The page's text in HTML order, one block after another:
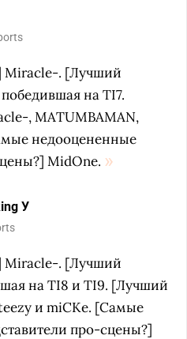
Miracle-. [Лучший
на TI7.
, MATUMBAMAN,
недооцененные
MidOne.
У
Miracle-. [Лучший
на TI8 и TI9. [Лучший
и miCKe. [Самые
про-сцены?]